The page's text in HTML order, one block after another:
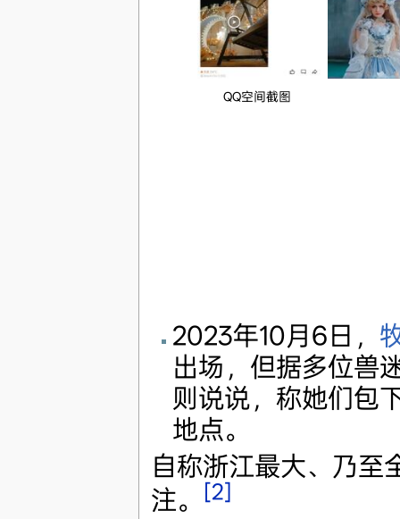
QQ空间截图
2023年10月6日，
出场，但据多位兽
则说说，称她们包
地点。
自称浙江最大、乃至
注。
[2]